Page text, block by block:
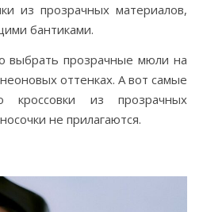
из прозрачных материалов,
бантиками.
прозрачные мюли на
оттенках. А вот самые
кроссовки из прозрачных
не прилагаются.